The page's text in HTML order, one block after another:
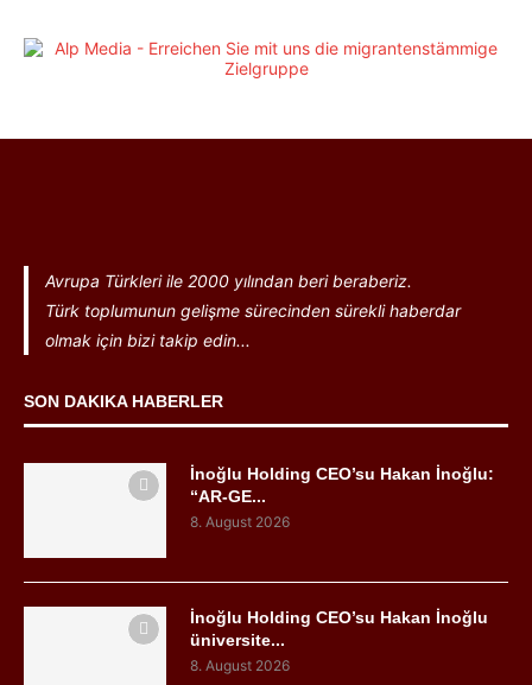
Avrupa Türkleri ile 2000 yılından beri beraberiz.
Türk toplumunun gelişme sürecinden sürekli haberdar
olmak için bizi takip edin...
SON DAKIKA HABERLER
İnoğlu Holding CEO’su Hakan İnoğlu:
“AR-GE...
8. August 2026
İnoğlu Holding CEO’su Hakan İnoğlu
üniversite...
8. August 2026